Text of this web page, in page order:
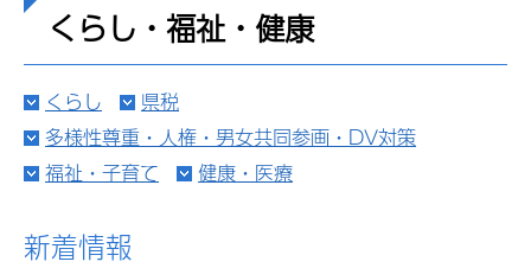
くらし・福祉・健康
くらし
県税
多様性尊重・人権・男女共同参画・DV対策
福祉・子育て
健康・医療
新着情報